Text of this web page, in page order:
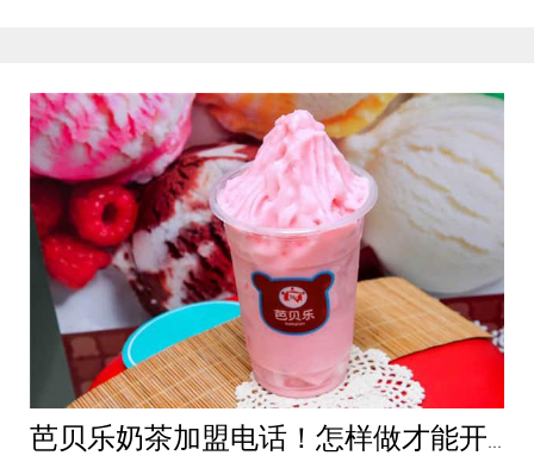
芭贝乐奶茶加盟电话！怎样做才能开设这家饮品加盟店